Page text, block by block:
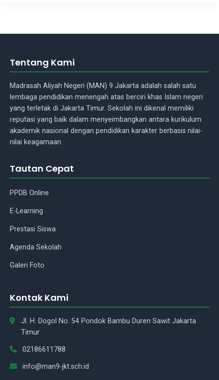
Tentang Kami
Madrasah Aliyah Negeri (MAN) 9 Jakarta adalah salah satu
lembaga pendidikan menengah atas berciri khas Islam negeri
yang terletak di Jakarta Timur. Sekolah ini dikenal memiliki
reputasi yang baik dalam menyeimbangkan antara kurikulum
akademik nasional dengan pendidikan karakter berbasis nilai-
nilai keagamaan.
Tautan Cepat
PPDB Online
E-Learning
Prestasi Siswa
Agenda Sekolah
Galeri Foto
Kontak Kami
Jl. H. Dogol No. 54 Pondok Bambu Duren Sawit Jakarta
Timur
02186611788
info@man9-jkt.sch.id
Asisten Madrasah